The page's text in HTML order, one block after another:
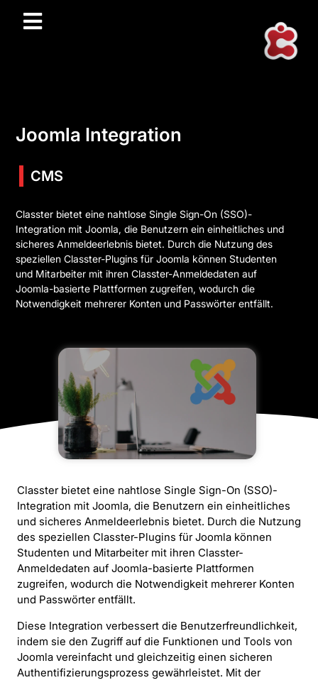
Joomla Integration
CMS
Classter bietet eine nahtlose Single Sign-On (SSO)-
Integration mit Joomla, die Benutzern ein einheitliches und
sicheres Anmeldeerlebnis bietet. Durch die Nutzung des
speziellen Classter-Plugins für Joomla können Studenten
und Mitarbeiter mit ihren Classter-Anmeldedaten auf
Joomla-basierte Plattformen zugreifen, wodurch die
Notwendigkeit mehrerer Konten und Passwörter entfällt.
Classter bietet eine nahtlose Single Sign-On (SSO)-
Integration mit Joomla, die Benutzern ein einheitliches
und sicheres Anmeldeerlebnis bietet. Durch die Nutzung
des speziellen Classter-Plugins für Joomla können
Studenten und Mitarbeiter mit ihren Classter-
Anmeldedaten auf Joomla-basierte Plattformen
zugreifen, wodurch die Notwendigkeit mehrerer Konten
und Passwörter entfällt.
Diese Integration verbessert die Benutzerfreundlichkeit,
indem sie den Zugriff auf die Funktionen und Tools von
Joomla vereinfacht und gleichzeitig einen sicheren
Authentifizierungsprozess gewährleistet. Mit der